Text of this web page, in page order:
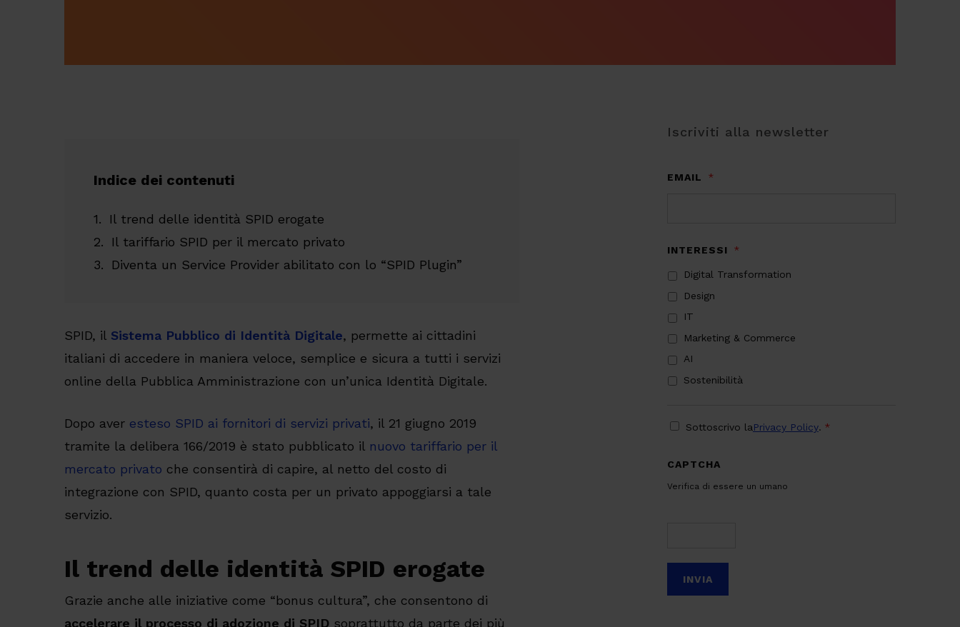
Indice dei contenuti
Il trend delle identità SPID erogate
Il tariffario SPID per il mercato privato
Diventa un Service Provider abilitato con lo “SPID Plugin”
SPID, il Sistema Pubblico di Identità Digitale, permette ai cittadini
italiani di accedere in maniera veloce, semplice e sicura a tutti i servizi
online della Pubblica Amministrazione con un’unica Identità Digitale.
Dopo aver esteso SPID ai fornitori di servizi privati, il 21 giugno 2019
tramite la delibera 166/2019 è stato pubblicato il nuovo tariffario per il
mercato privato che consentirà di capire, al netto del costo di
integrazione con SPID, quanto costa per un privato appoggiarsi a tale
servizio.
Il trend delle identità SPID erogate
Grazie anche alle iniziative come “bonus cultura”, che consentono di
accelerare il processo di adozione di SPID soprattutto da parte dei più
Iscriviti alla newsletter
EMAIL *
INTERESSI *
Digital Transformation
Design
IT
Marketing & Commerce
AI
Sostenibilità
PRIVACY
Sottoscrivo laPrivacy Policy. *
CAPTCHA
Verifica di essere un umano